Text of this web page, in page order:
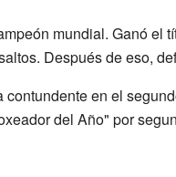
mundial. Ganó el
Después de eso,
en el
del Año" por